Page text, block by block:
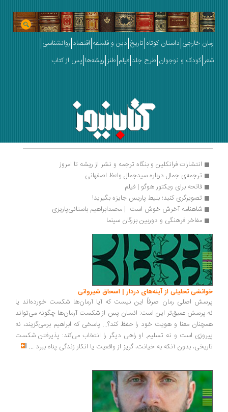
رمان خارجی داستان کوتاه تاریخ دین و فلسفه اقتصاد روانشناسی
شعر کودک و نوجوان طرح جلد فیلم طنز ریشه‌ها پس از کتاب
انتشارات فرانکلین و بنگاه ترجمه و نشر از ریشه تا امروز
ترجمه‌ی جمال درباره سیدجمال واعظ اصفهانی
فاتحه برای ویکتور هوگو | فیلم
تصویرگری کنید؛ بلیط پاریس جایزه بگیرید!
شاهنامه آخرش خوش است  | محمدابراهیم باستانی‌پاریزی
مفاخر فرهنگی و دوربین بزرگان سینما
خوانشی تحلیلی از آینه‌های دردار | اسحاق شیروانی
پرسش اصلی رمان صرفاً این نیست که آیا آرمان‌ها شکست خورده‌اند یا
نه.پرسش عمیق‌تر این است: انسان پس از شکست آرمان‌ها چگونه می‌تواند
همچنان معنا و هویت خود را حفظ کند؟... پاسخی که ابراهیم برمی‌گزیند، نه
پیروزی است و نه تسلیم. او راهی دیگر را انتخاب می‌کند: پذیرفتن شکست
تاریخی، بدون آنکه به خیانت، گریز از واقعیت یا انکار زندگی پناه ببرد ...